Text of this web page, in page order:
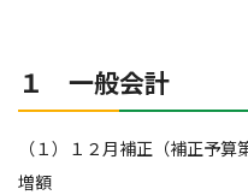
１ 一般会計
（１）１２月補正（補正予
増額